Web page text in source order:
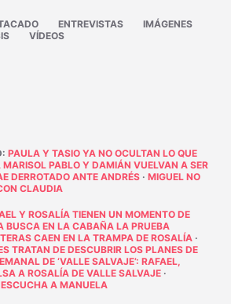
ENTREVISTAS
IMÁGENES
VÍDEOS
: PAULA Y TASIO YA NO OCULTAN LO QUE
PABLO Y DAMIÁN VUELVAN A SER
DERROTADO ANTE ANDRÉS· MIGUEL NO
CLAUDIA
Y ROSALÍA TIENEN UN MOMENTO DE
BUSCA EN LA CABAÑA LA PRUEBA
CAEN EN LA TRAMPA DE ROSALÍA·
TRATAN DE DESCUBRIR LOS PLANES DE
DE ‘VALLE SALVAJE’: RAFAEL,
A ROSALÍA DE VALLE SALVAJE·
A MANUELA